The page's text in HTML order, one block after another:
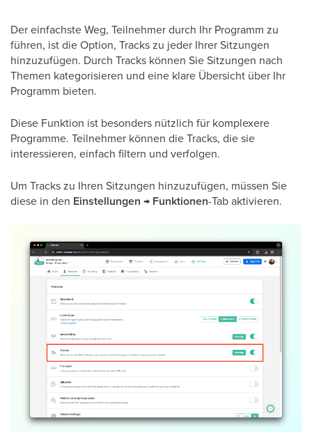
Der einfachste Weg, Teilnehmer durch Ihr Programm zu
führen, ist die Option, Tracks zu jeder Ihrer Sitzungen
hinzuzufügen. Durch Tracks können Sie Sitzungen nach
Themen kategorisieren und eine klare Übersicht über Ihr
Programm bieten.
Diese Funktion ist besonders nützlich für komplexere
Programme. Teilnehmer können die Tracks, die sie
interessieren, einfach filtern und verfolgen.
Um Tracks zu Ihren Sitzungen hinzuzufügen, müssen Sie
diese in den Einstellungen → Funktionen-Tab aktivieren.